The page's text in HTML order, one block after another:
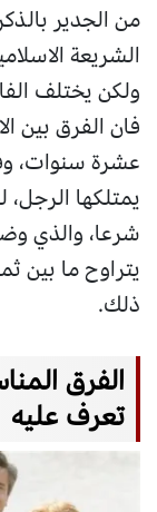
من الجدير
الشريعة
ولكن يختلف
فان الفرق بين
عشرة سنوات،
يمتلكها
شرعا، والذي
يتراوح ما بين
ذلك.
الفرق
تعرف عليه